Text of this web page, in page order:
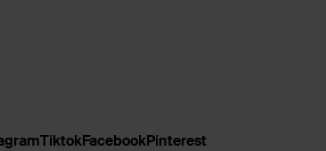
TiktokFacebookPinterest